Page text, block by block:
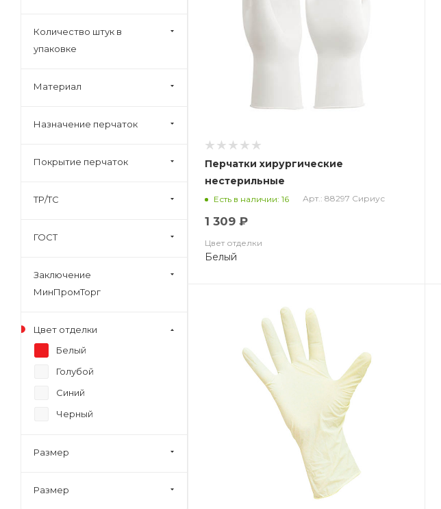
Перчатки хирургические
нестерильные
Есть в наличии: 16 Арт.: 88297 Сириус
1 309 ₽
Цвет отделки
Белый
Количество штук в
упаковке
Материал
Назначение перчаток
Покрытие перчаток
ТР/ТС
ГОСТ
Заключение
МинПромТорг
Цвет отделки
Белый
Голубой
Синий
Черный
Размер
Размер